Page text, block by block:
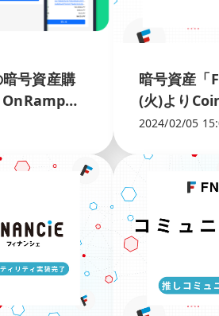
号資産購
」
暗号資産「
(火)より
い開始
2024/02/05